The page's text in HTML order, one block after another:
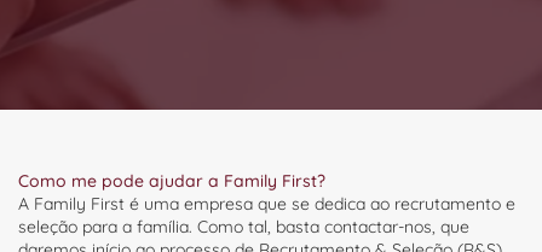
Como me pode ajudar a Family First?
A Family First é uma empresa que se dedica ao recrutamento e
seleção para a família. Como tal, basta contactar-nos, que